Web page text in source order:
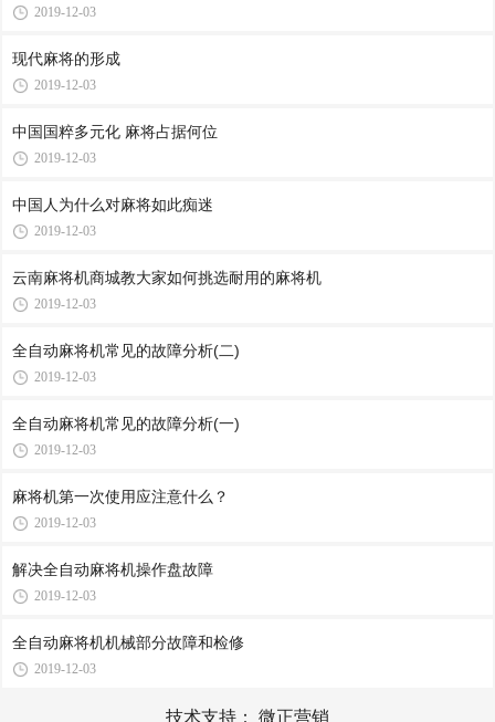
2019-12-03
现代麻将的形成
2019-12-03
中国国粹多元化 麻将占据何位
2019-12-03
中国人为什么对麻将如此痴迷
2019-12-03
云南麻将机商城教大家如何挑选耐用的麻将机
2019-12-03
全自动麻将机常见的故障分析(二)
2019-12-03
全自动麻将机常见的故障分析(一)
2019-12-03
麻将机第一次使用应注意什么？
2019-12-03
解决全自动麻将机操作盘故障
2019-12-03
全自动麻将机机械部分故障和检修
2019-12-03
技术支持： 微正营销